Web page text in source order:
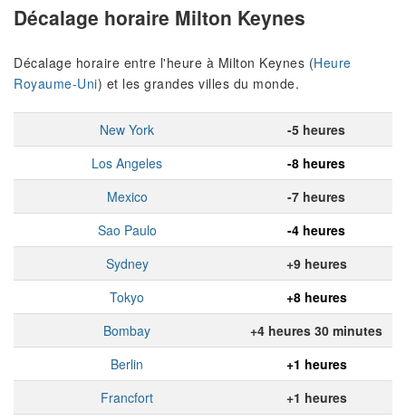
Décalage horaire Milton Keynes
Décalage horaire entre l'heure à Milton Keynes (Heure
Royaume-Uni) et les grandes villes du monde.
New York
-5 heures
Los Angeles
-8 heures
Mexico
-7 heures
Sao Paulo
-4 heures
Sydney
+9 heures
Tokyo
+8 heures
Bombay
+4 heures 30 minutes
Berlin
+1 heures
Francfort
+1 heures